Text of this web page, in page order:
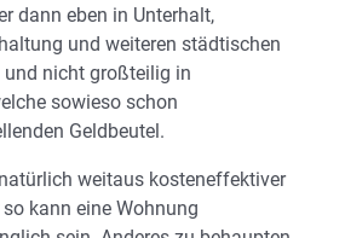
dann eben in Unterhalt,
und weiteren städtischen
und nicht großteilig in
sowieso schon
Geldbeutel.
weitaus kosteneffektiver
kann eine Wohnung